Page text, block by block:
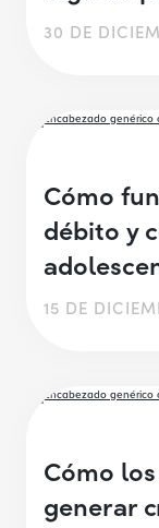
30 DE
Cómo
débito y
15 DE
Cómo
generar